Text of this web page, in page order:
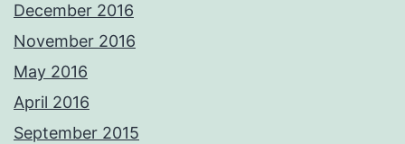
December 2016
November 2016
May 2016
April 2016
September 2015